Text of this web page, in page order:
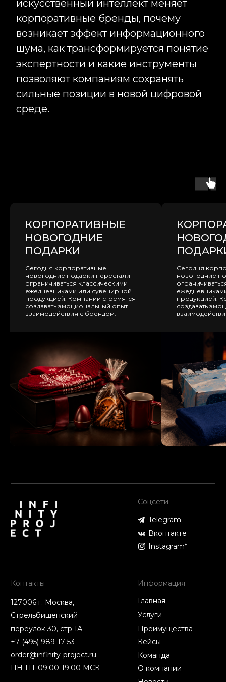
КОРПОРАТИВНЫЕ
НОВОГОДНИЕ
ПОДАРКИ
Сегодня корпоративные
новогодние подарки перестали
ограничиваться классическими
ежедневниками или сувенирной
продукцией. Компании стремятся
создавать эмоциональный опыт
взаимодействия с брендом.
Сегодня
новогодние
продукцией.
создавать
Контакты
Стрельбищенский
переулок 30, стр 1А
order@infinity-project.ru
ПН-ПТ 09:00-19:00 МСК
Информация
Преимущества
Услуги
Команда
О компании
Главная
Instagram*